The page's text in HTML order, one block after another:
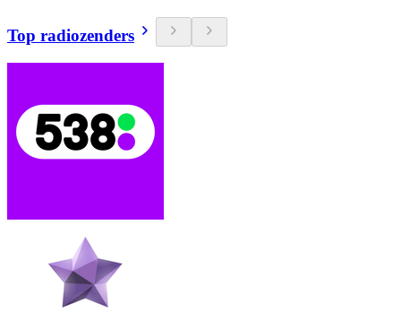
Top radiozenders